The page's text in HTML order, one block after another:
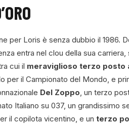
per Loris è senza dubbio il 1986.
entra nel clou della sua
cui il meraviglioso terzo posto
per il Campionato del Mondo, e
Del Zoppo , un terzo
Italiano su 037, un grandissimo
il copilota vicentino, e un terzo